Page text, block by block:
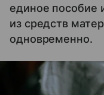
единое пособие
из средств
одновременно.